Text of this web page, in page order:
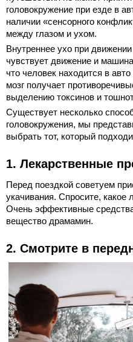
головокружение при езде в
наличии «сенсорного
между глазом и ухом.
Внутреннее ухо при движении
чувствует движение и машина
что человек находится в
мозг получает
выделению токсинов и
Существует несколько
головокружения, мы
выбрать тот, который
1. Лекарственные
Перед поездкой советуем
укачивания. Спросите, какое
Очень эффективные
вещество драмамин.
2. Смотрите в